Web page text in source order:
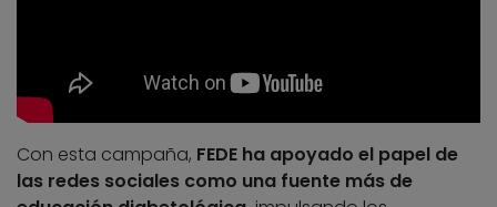
Con esta campaña, FEDE ha apoyado el papel de
las redes sociales como una fuente más de